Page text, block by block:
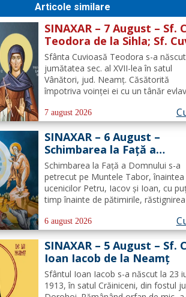
Articole similare
SINAXAR – 7 August – Sf.
Teodora de la Sihla; Sf.
Pafnutie - Pârvu Zugravul
Sfânta Cuvioasă Teodora s-a
jumătatea sec. al XVII-lea în satul
Vânători, jud. Neamţ. Căsătorită
împotriva voinţei ei cu un tânăr
îmbrăţişat viaţa monahală la Schitul
Vărzăreşti, Vrancea, iar soţul ei, de
asemenea, s-a călugărit la...
7 august 2026
SINAXAR – 6 August –
Schimbarea la Față a
Domnului (dezlegare la
Schimbarea la Față a Domnului s-a
petrecut pe Muntele Tabor, înaintea
ucenicilor Petru, Iacov și Ioan, cu
timp înainte de pătimirile,
Hristos. Urcându-Se pe munte,
Domnul S-a depărtat puţin de
suindu-Se pe un loc mai...
6 august 2026
SINAXAR – 5 August – Sf.
Ioan Iacob de la Neamţ
Sfântul Ioan Iacob s-a născut la 23
1913, în satul Crăiniceni, din fostul